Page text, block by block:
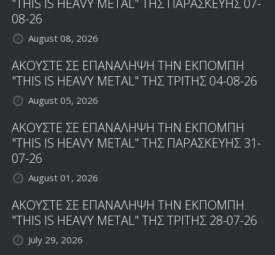
"THIS IS HEAVY METAL" ΤΗΣ ΠΑΡΑΣΚΕΥΗΣ 07-
08-26
August 08, 2026
ΑΚΟΥΣΤΕ ΣΕ ΕΠΑΝΑΛΗΨΗ ΤΗΝ ΕΚΠΟΜΠΗ
"THIS IS HEAVY METAL" ΤΗΣ ΤΡΙΤΗΣ 04-08-26
August 05, 2026
ΑΚΟΥΣΤΕ ΣΕ ΕΠΑΝΑΛΗΨΗ ΤΗΝ ΕΚΠΟΜΠΗ
"THIS IS HEAVY METAL" ΤΗΣ ΠΑΡΑΣΚΕΥΗΣ 31-
07-26
August 01, 2026
ΑΚΟΥΣΤΕ ΣΕ ΕΠΑΝΑΛΗΨΗ ΤΗΝ ΕΚΠΟΜΠΗ
"THIS IS HEAVY METAL" ΤΗΣ ΤΡΙΤΗΣ 28-07-26
July 29, 2026